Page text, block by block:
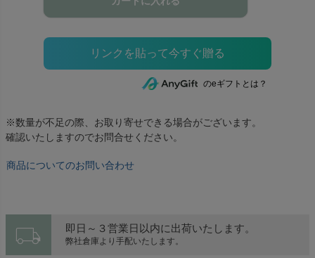
のeギフトとは？
※数量が不足の際、お取り寄せできる場合がございます。
確認いたしますのでお問合せください。
商品についてのお問い合わせ
local_shipping 即日～３営業日以内に出荷いたします。
弊社倉庫より手配いたします。